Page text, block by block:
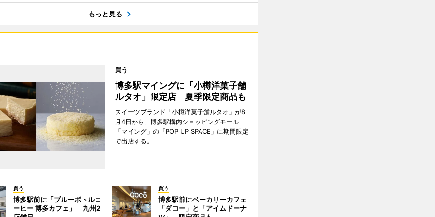
もっと見る
買う
博多駅マイングに「小樽洋菓子舗
ルタオ」限定店 夏季限定商品も
スイーツブランド「小樽洋菓子舗ルタオ」が8
月4日から、博多駅構内ショッピングモール
「マイング」の「POP UP SPACE」に期間限定
で出店する。
買う
博多駅前に「ブルーボトルコ
ーヒー 博多カフェ」 九州2
買う
博多駅前にベーカリーカフェ
「ダコー」と「アイムドーナ